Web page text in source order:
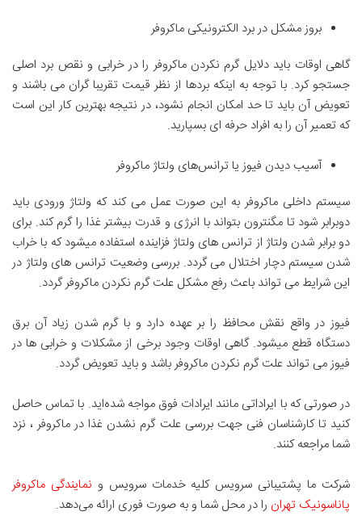
بروز مشکل در برد الکترونیکی ماکروفر
گاهی اوقات باید دلایل گرم نکردن ماکروفر را در خرابی و نقص برد اصلی
جستجو کرد. با توجه به اینکه بردها از نظر قیمت تقریبا گران می باشند و
تعویض آن باید تا حد امکان انجام نشود، در نتیجه بهترین کار این است
که تعمیر آن را به افراد حرفه ای بسپارید.
آسیب دیدن فیوز یا ترانس‌های ولتاژ ماکروفر
سیستم داخلی ماکروفر به این صورت عمل می کند که ولتاژ ورودی باید
دوبرابر شود تا مگنترون بتواند با انرژی و قدرت بیشتر غذا را گرم کند. برای
دو برابر شدن ولتاژ از ترانس های ولتاژ فزاینده استفاده میشود که با خراب
شدن سیستم دچار اختلال می گردد. بررسی وضعیت ترانس های ولتاژ در
این شرایط می تواند باعث رفع مشکل علت گرم نکردن ماکروفر گردد.
فیوز در واقع نقش محافظ را بر عهده دارد و با گرم شدن زیاد آن برق
دستگاه قطع میشود. گاهی اوقات وجود برخی از مشکلات و خرابی ها در
فیوز می تواند علت گرم نکردن ماکروفر باشد و باید تعویض گردد.
در صورتی که با ایراداتی مانند ایرادات فوق مواجه شده‌اید. با تماس حاصل
کنید تا کارشناسان فنی جهت بررسی علت گرم نشدن غذا در ماکروفر ، نزد
شما مراجعه کنند.
شرکت ما پشتیبانی سرویس کلیه خدمات سرویس و نمایندگی ماکروفر
پاناسونیک تهران را در محل شما و به صورت فوری ارائه می‌دهد.